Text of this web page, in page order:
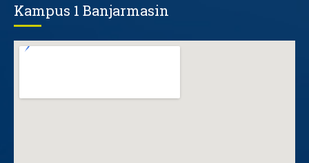
Kampus 1 Banjarmasin